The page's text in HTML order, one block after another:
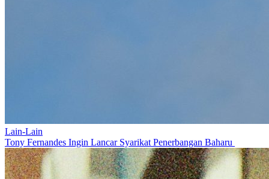
Lain-Lain
Tony Fernandes Ingin Lancar Syarikat Penerbangan Baharu